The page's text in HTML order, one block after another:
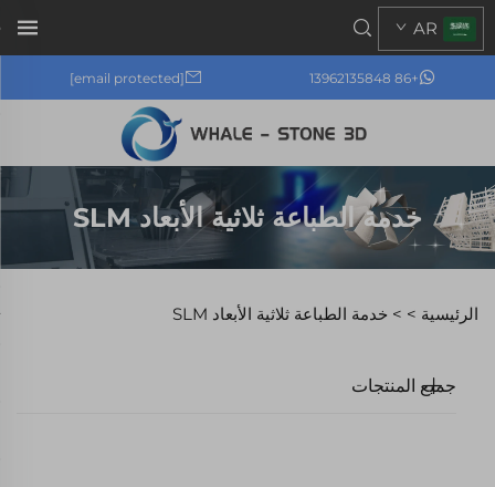
+86 13962135848
[email protected]
AR
خدمة الطباعة ثلاثية الأبعاد SLM
الرئيسية > > خدمة الطباعة ثلاثية الأبعاد SLM
جميع المنتجات